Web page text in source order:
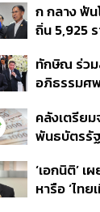
350’ เสริ
ชายแดน
ก กลาง ฟั
ถิ่น 5,925
ราย รอ ป.
เสร็จ 31 ส.
ทักษิณ ร่ว
อภิธรรมศ
สิน’ สิริอายุ
เพื่อไทย-บุ
คลังเตรีย
พันธบัตรรั
ก.ย.นี้ อาจ
ขายแบบ
‘เอกนิติ’ เ
หารือ ‘ไท